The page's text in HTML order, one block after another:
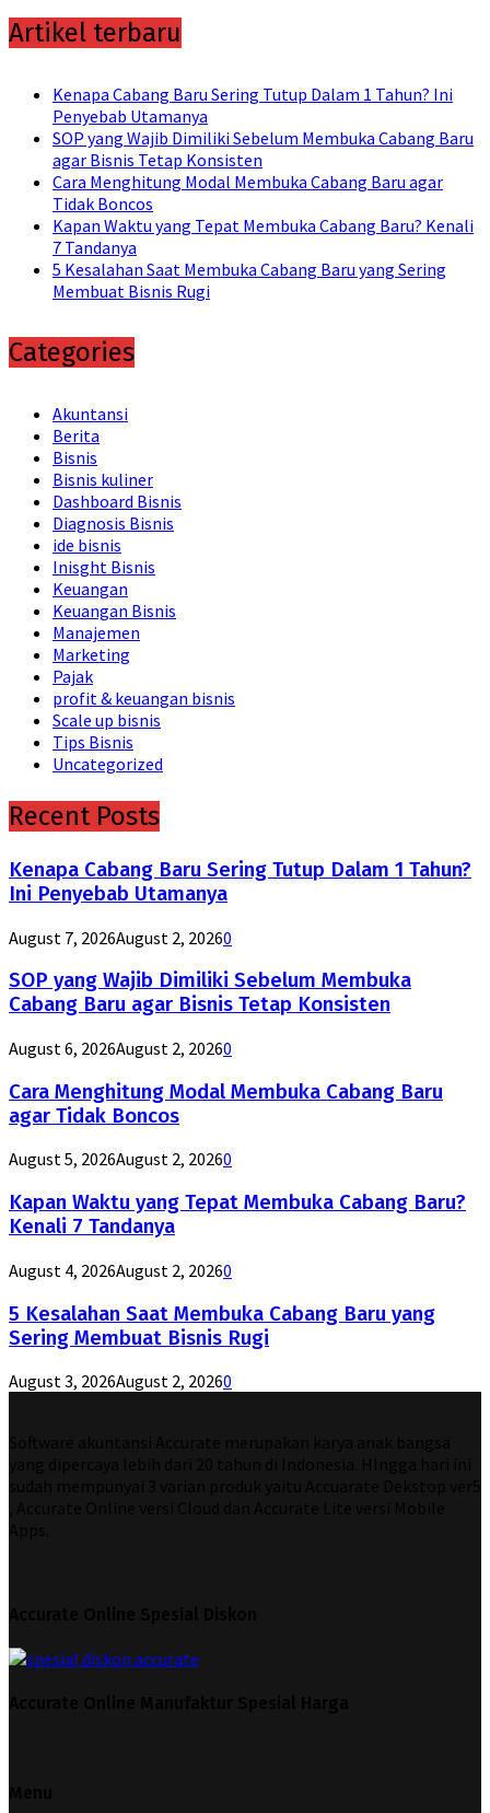
Artikel terbaru
Kenapa Cabang Baru Sering Tutup Dalam 1 Tahun? Ini
Penyebab Utamanya
SOP yang Wajib Dimiliki Sebelum Membuka Cabang Baru
agar Bisnis Tetap Konsisten
Cara Menghitung Modal Membuka Cabang Baru agar
Tidak Boncos
Kapan Waktu yang Tepat Membuka Cabang Baru? Kenali
7 Tandanya
5 Kesalahan Saat Membuka Cabang Baru yang Sering
Membuat Bisnis Rugi
Categories
Akuntansi
Berita
Bisnis
Bisnis kuliner
Dashboard Bisnis
Diagnosis Bisnis
ide bisnis
Inisght Bisnis
Keuangan
Keuangan Bisnis
Manajemen
Marketing
Pajak
profit & keuangan bisnis
Scale up bisnis
Tips Bisnis
Uncategorized
Recent Posts
Kenapa Cabang Baru Sering Tutup Dalam 1 Tahun?
Ini Penyebab Utamanya
August 7, 2026August 2, 20260
SOP yang Wajib Dimiliki Sebelum Membuka
Cabang Baru agar Bisnis Tetap Konsisten
August 6, 2026August 2, 20260
Cara Menghitung Modal Membuka Cabang Baru
agar Tidak Boncos
August 5, 2026August 2, 20260
Kapan Waktu yang Tepat Membuka Cabang Baru?
Kenali 7 Tandanya
August 4, 2026August 2, 20260
5 Kesalahan Saat Membuka Cabang Baru yang
Sering Membuat Bisnis Rugi
August 3, 2026August 2, 20260